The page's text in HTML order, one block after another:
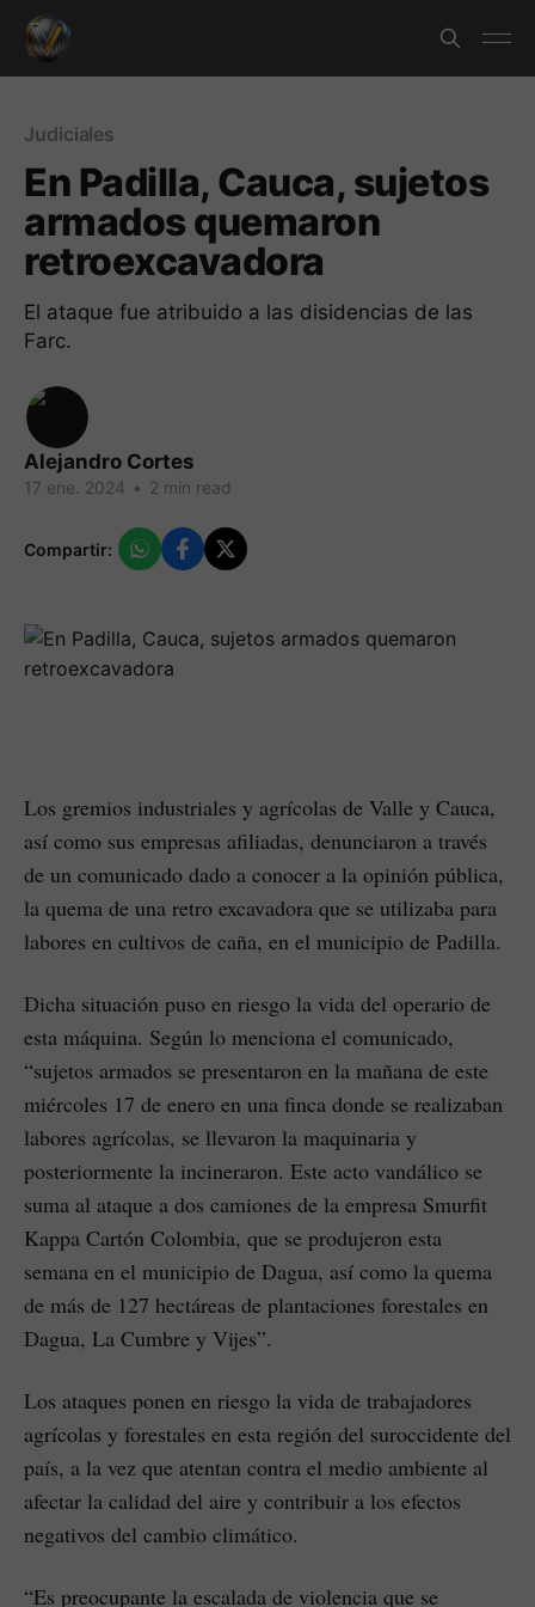
Judiciales
En Padilla, Cauca, sujetos
armados quemaron
retroexcavadora
El ataque fue atribuido a las disidencias de las
Farc.
Alejandro Cortes
17 ene. 2024 • 2 min read
Compartir:
Los gremios industriales y agrícolas de Valle y Cauca,
así como sus empresas afiliadas, denunciaron a través
de un comunicado dado a conocer a la opinión pública,
la quema de una retro excavadora que se utilizaba para
labores en cultivos de caña, en el municipio de Padilla.
Dicha situación puso en riesgo la vida del operario de
esta máquina. Según lo menciona el comunicado,
“sujetos armados se presentaron en la mañana de este
miércoles 17 de enero en una finca donde se realizaban
labores agrícolas, se llevaron la maquinaria y
posteriormente la incineraron. Este acto vandálico se
suma al ataque a dos camiones de la empresa Smurfit
Kappa Cartón Colombia, que se produjeron esta
semana en el municipio de Dagua, así como la quema
de más de 127 hectáreas de plantaciones forestales en
Dagua, La Cumbre y Vijes”.
Los ataques ponen en riesgo la vida de trabajadores
agrícolas y forestales en esta región del suroccidente del
país, a la vez que atentan contra el medio ambiente al
afectar la calidad del aire y contribuir a los efectos
negativos del cambio climático.
“Es preocupante la escalada de violencia que se